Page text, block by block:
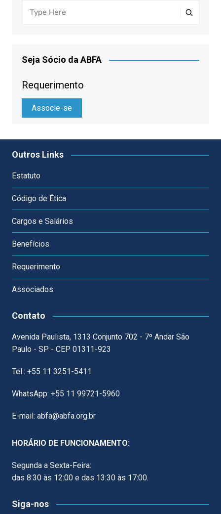
Seja Sócio da ABFA
Requerimento
Associe-se
Outros Links
Estatuto
Código de Ética
Cargos e Salários
Benefícios
Requerimento
Associados
Contato
Avenida Paulista, 1313 Conjunto 702 - 7º Andar São
Paulo - SP - CEP 01311-923
Tel.: +55 11 3251-5411
WhatsApp: +55 11 99721-5960
E-mail: abfa@abfa.org.br
HORÁRIO DE FUNCIONAMENTO:
Segunda a Sexta-Feira:
das 8:30 às 12:00 e das 13:30 às 17:00.
Siga-nos